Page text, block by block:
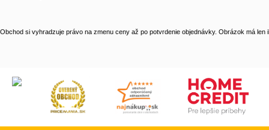
Obchod si vyhradzuje právo na zmenu ceny až po potvrdenie objednávky. Obrázok má len